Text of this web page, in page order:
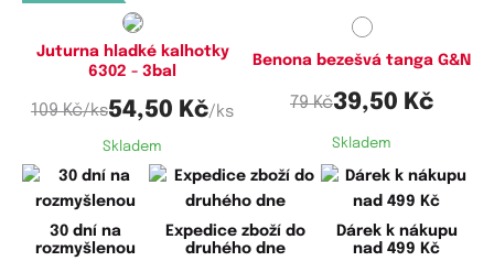
Juturna hladké kalhotky
6302 - 3bal
109 Kč/ks54,50 Kč/ks
Skladem
Benona bezešvá tanga G&N
79 Kč39,50 Kč
Skladem
30 dní na
rozmyšlenou
Expedice zboží do
druhého dne
Dárek k nákupu
nad 499 Kč